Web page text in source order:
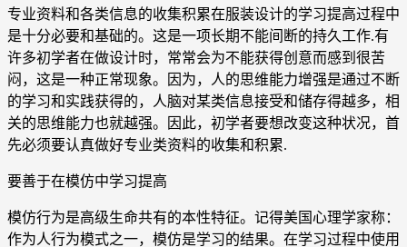
专业资料和各类信息的收集积累在服装设计的学习提高过程中
是十分必要和基础的。这是一项长期不能间断的持久工作.有
许多初学者在做设计时，常常会为不能获得创意而感到很苦
闷，这是一种正常现象。因为，人的思维能力增强是通过不断
的学习和实践获得的，人脑对某类信息接受和储存得越多，相
关的思维能力也就越强。因此，初学者要想改变这种状况，首
先必须要认真做好专业类资料的收集和积累.
要善于在模仿中学习提高
模仿行为是高级生命共有的本性特征。记得美国心理学家称：
作为人行为模式之一，模仿是学习的结果。在学习过程中使用